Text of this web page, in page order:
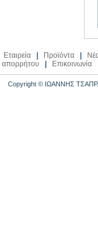
Εταιρεία | Προϊόντα |
απορρήτου
| Επικοινωνία
Copyright © ΙΩΑΝΝΗΣ